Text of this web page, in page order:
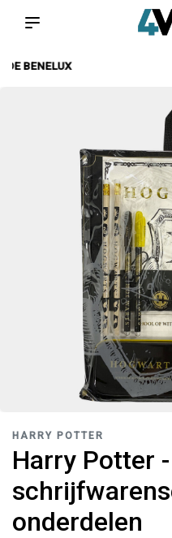
HARRY POTTER
Harry Potter -
onderdelen